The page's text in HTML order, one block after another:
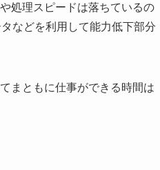
処理スピードは落ちているの
などを利用して能力低下部分
まともに仕事ができる時間は